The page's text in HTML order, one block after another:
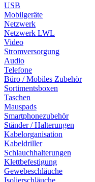
USB
Mobilgeräte
Netzwerk
Netzwerk LWL
Video
Stromversorgung
Audio
Telefone
Büro / Mobiles Zubehör
Sortimentsboxen
Taschen
Mauspads
Smartphonezubehör
Ständer / Halterungen
Kabelorganisation
Kabeldriller
Schlauchhalterungen
Klettbefestigung
Gewebeschläuche
Isolierschläuche